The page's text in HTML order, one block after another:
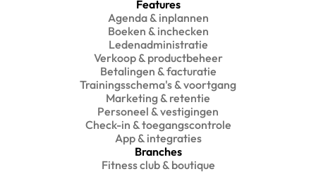
Features
Agenda & inplannen
Boeken & inchecken
Ledenadministratie
Verkoop & productbeheer
Betalingen & facturatie
Trainingsschema's & voortgang
Marketing & retentie
Personeel & vestigingen
Check-in & toegangscontrole
App & integraties
Branches
Fitness club & boutique